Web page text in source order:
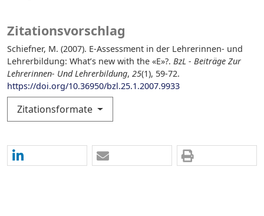
Zitationsvorschlag
Schiefner, M. (2007). E-Assessment in der Lehrerinnen- und
Lehrerbildung: What’s new with the «E»?. BzL - Beiträge Zur
Lehrerinnen- Und Lehrerbildung, 25(1), 59-72.
https://doi.org/10.36950/bzl.25.1.2007.9933
Zitationsformate